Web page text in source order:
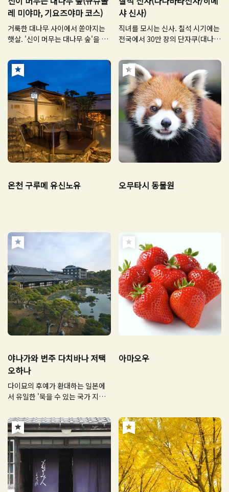
레 미야마, 기요즈야마 코스)
거룩한 대나무 사이에서 쏟아지는
햇살. '신이 머무는 대나무 숲'을 통
샤 신사)
직녀를 모시는 신사. 칠석 시기에는
전국에서 30만 장의 단자쿠(대나무
라고 하며 소원을 씁니다)가 도착한
다고 합니다.
온천 구루메 유신노유 오무타시 동물원
야나가와 번주 다치바나 저택
오하나
다이묘의 후예가 환대하는 일본에
서 유일한 '묵을 수 있는 국가 지정
아마오우